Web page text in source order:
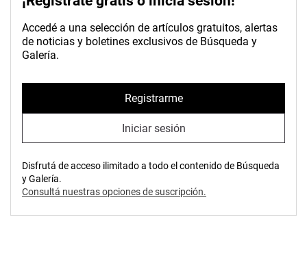
Accedé a una selección de artículos gratuitos, alertas
de noticias y boletines exclusivos de Búsqueda y
Galería.
Registrarme
Iniciar sesión
Disfrutá de acceso ilimitado a todo el contenido de Búsqueda
y Galería.
Consultá nuestras opciones de suscripción.